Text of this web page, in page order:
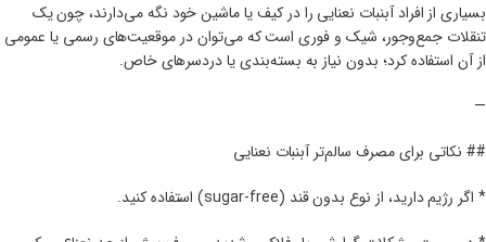
بسیاری از افراد آبنبات نعنایی را در کیف یا ماشین خود نگه می‌دارند، چون یک
تنقلات جمع‌و‌جور، شیک و فوری است که می‌توان در موقعیت‌های رسمی یا عمومی
از آن استفاده کرد؛ بدون نیاز به بسته‌بندی یا دردسرهای خاص.
—
## نکاتی برای مصرف سالم‌تر آبنبات نعنایی
* اگر رژیم دارید، از نوع بدون قند (sugar-free) استفاده کنید.